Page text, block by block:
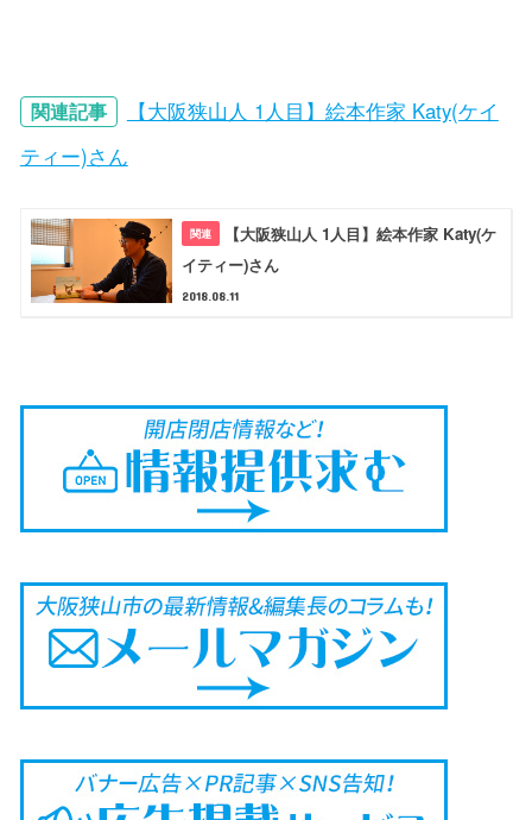
関連記事
【大阪狭山人 1人目】絵本作家 Katy(ケイ
ティー)さん
【大阪狭山人 1人目】絵本作家 Katy(ケ
イティー)さん
2018.08.11